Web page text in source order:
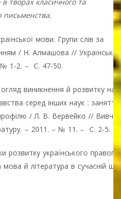
письменства.
мови. Групи слів за
/ Н. Алмашова // Українська
№ 1-2. – С. 47-50.
виникнення й розвитку
серед інших наук : заняття
/ Л. В. Вервейко //
– 2011. – № 11. – С. 2-5.
розвитку українського
й література в сучасній